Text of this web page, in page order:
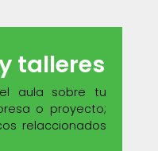
talleres
aula sobre tu
o proyecto;
relaccionados